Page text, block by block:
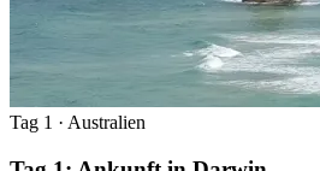
Tag 1 · Australien